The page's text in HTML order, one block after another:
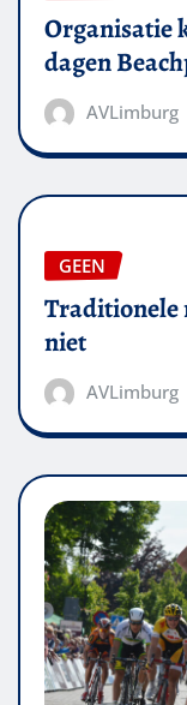
Organisatie
dagen
AVLimburg
GEEN
Traditionele
niet
AVLimburg